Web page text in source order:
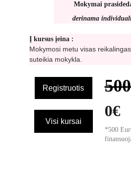
Į kursus įeina :
Mokymosi metu visas
suteikia mokykla.
Visi kursai
Registruotis 500
0€
*500
Mokymai
derinama